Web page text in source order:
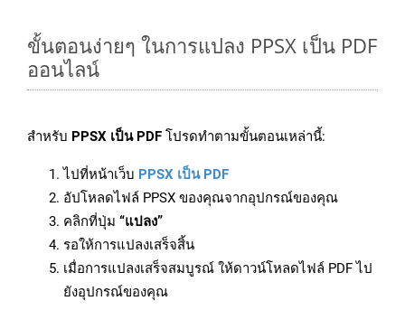
ขั้นตอนง่ายๆ ในการแปลง PPSX เป็น PDF
ออนไลน์
สำหรับ PPSX เป็น PDF โปรดทำตามขั้นตอนเหล่านี้:
ไปที่หน้าเว็บ PPSX เป็น PDF
อัปโหลดไฟล์ PPSX ของคุณจากอุปกรณ์ของคุณ
คลิกที่ปุ่ม “แปลง”
รอให้การแปลงเสร็จสิ้น
เมื่อการแปลงเสร็จสมบูรณ์ ให้ดาวน์โหลดไฟล์ PDF ไป
ยังอุปกรณ์ของคุณ